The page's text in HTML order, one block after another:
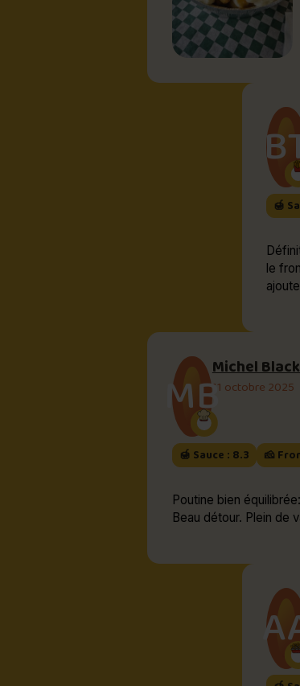
🍯
le
MBMichel
11 octobre 2025
🍯 Sauce : 8.3 🧀
Poutine bien équilibrée: sauce, poutine et
Beau détour. Plein de